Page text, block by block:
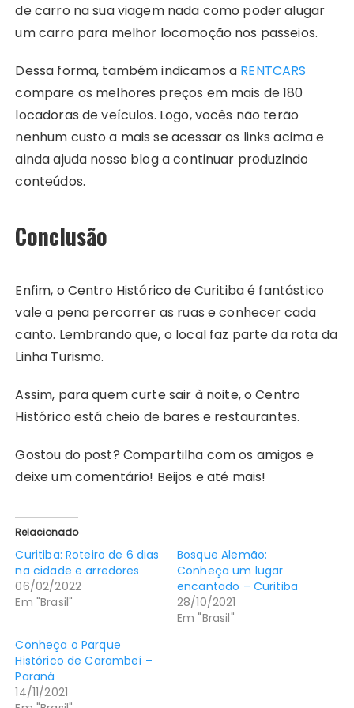
de carro na sua viagem nada como poder alugar
um carro para melhor locomoção nos passeios.
Dessa forma, também indicamos a RENTCARS
compare os melhores preços em mais de 180
locadoras de veículos. Logo, vocês não terão
nenhum custo a mais se acessar os links acima e
ainda ajuda nosso blog a continuar produzindo
conteúdos.
Conclusão
Enfim, o Centro Histórico de Curitiba é fantástico
vale a pena percorrer as ruas e conhecer cada
canto. Lembrando que, o local faz parte da rota da
Linha Turismo.
Assim, para quem curte sair à noite, o Centro
Histórico está cheio de bares e restaurantes.
Gostou do post? Compartilha com os amigos e
deixe um comentário! Beijos e até mais!
Relacionado
Curitiba: Roteiro de 6 dias
na cidade e arredores
06/02/2022
Em "Brasil"
Bosque Alemão:
Conheça um lugar
encantado – Curitiba
28/10/2021
Em "Brasil"
Conheça o Parque
Histórico de Carambeí –
Paraná
14/11/2021